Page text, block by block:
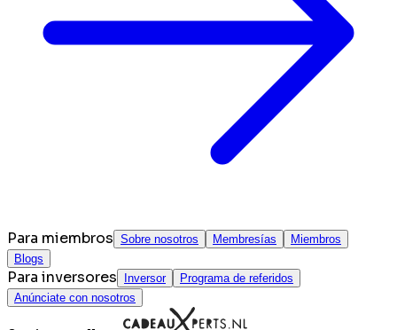
Para miembros Sobre nosotros Membresías
Miembros
Blogs
Para inversores Inversor
Programa de referidos
Anúnciate con nosotros